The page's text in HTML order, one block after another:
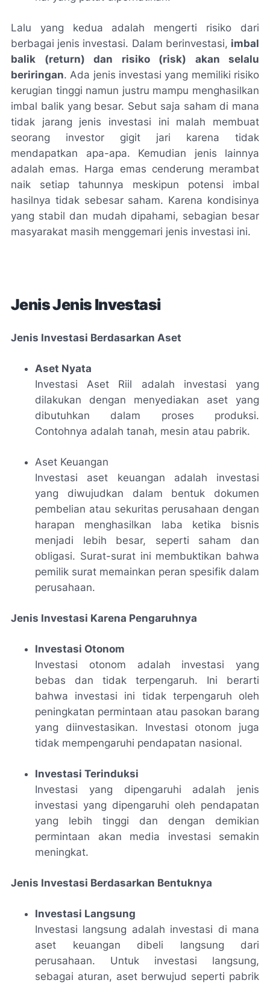
Lalu yang kedua adalah mengerti risiko dari
berbagai jenis investasi. Dalam berinvestasi, imbal
balik (return) dan risiko (risk) akan selalu
beriringan. Ada jenis investasi yang memiliki risiko
kerugian tinggi namun justru mampu menghasilkan
imbal balik yang besar. Sebut saja saham di mana
tidak jarang jenis investasi ini malah membuat
seorang investor gigit jari karena tidak
mendapatkan apa-apa. Kemudian jenis lainnya
adalah emas. Harga emas cenderung merambat
naik setiap tahunnya meskipun potensi imbal
hasilnya tidak sebesar saham. Karena kondisinya
yang stabil dan mudah dipahami, sebagian besar
masyarakat masih menggemari jenis investasi ini.
Jenis Jenis Investasi
Jenis Investasi Berdasarkan Aset
Aset Nyata
Investasi Aset Riil adalah investasi yang
dilakukan dengan menyediakan aset yang
dibutuhkan dalam proses produksi.
Contohnya adalah tanah, mesin atau pabrik.
Aset Keuangan
Investasi aset keuangan adalah investasi
yang diwujudkan dalam bentuk dokumen
pembelian atau sekuritas perusahaan dengan
harapan menghasilkan laba ketika bisnis
menjadi lebih besar, seperti saham dan
obligasi. Surat-surat ini membuktikan bahwa
pemilik surat memainkan peran spesifik dalam
perusahaan.
Jenis Investasi Karena Pengaruhnya
Investasi Otonom
Investasi otonom adalah investasi yang
bebas dan tidak terpengaruh. Ini berarti
bahwa investasi ini tidak terpengaruh oleh
peningkatan permintaan atau pasokan barang
yang diinvestasikan. Investasi otonom juga
tidak mempengaruhi pendapatan nasional.
Investasi Terinduksi
Investasi yang dipengaruhi adalah jenis
investasi yang dipengaruhi oleh pendapatan
yang lebih tinggi dan dengan demikian
permintaan akan media investasi semakin
meningkat.
Jenis Investasi Berdasarkan Bentuknya
Investasi Langsung
Investasi langsung adalah investasi di mana
aset keuangan dibeli langsung dari
perusahaan. Untuk investasi langsung,
sebagai aturan, aset berwujud seperti pabrik